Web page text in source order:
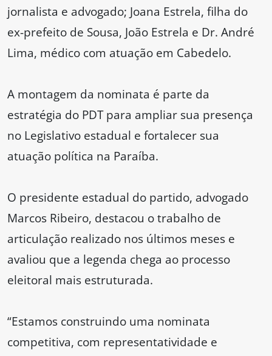
jornalista e advogado; Joana Estrela, filha do
ex-prefeito de Sousa, João Estrela e Dr. André
Lima, médico com atuação em Cabedelo.
A montagem da nominata é parte da
estratégia do PDT para ampliar sua presença
no Legislativo estadual e fortalecer sua
atuação política na Paraíba.
O presidente estadual do partido, advogado
Marcos Ribeiro, destacou o trabalho de
articulação realizado nos últimos meses e
avaliou que a legenda chega ao processo
eleitoral mais estruturada.
“Estamos construindo uma nominata
competitiva, com representatividade e